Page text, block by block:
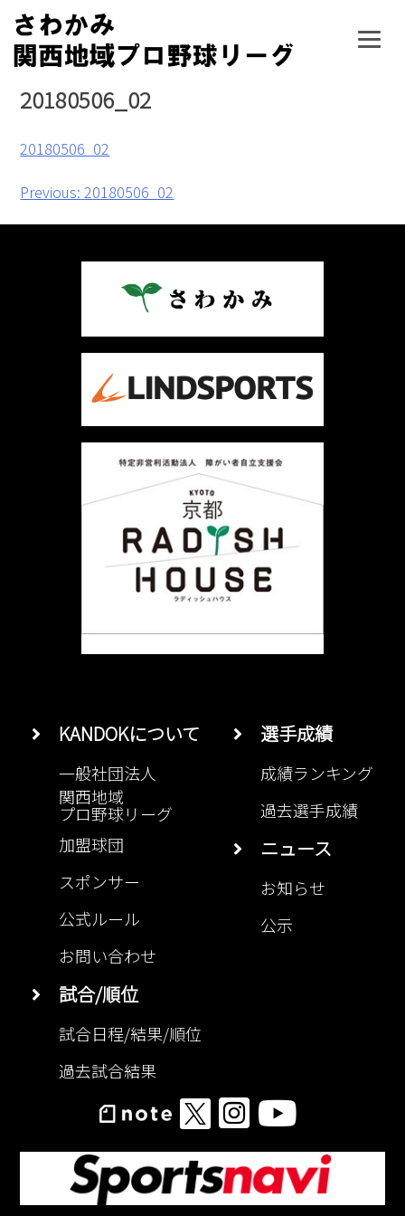
Skip
content
20180506_02
20180506_02
投
稿
Previous: 20180506_02
KANDOKについて
一般社団法人
関西地域
プロ野球リーグ
加盟球団
スポンサー
公式ルール
お問い合わせ
試合/順位
試合日程/結果/順位
過去試合結果
選手成績
成績ランキング
過去選手成績
ニュース
お知らせ
公示